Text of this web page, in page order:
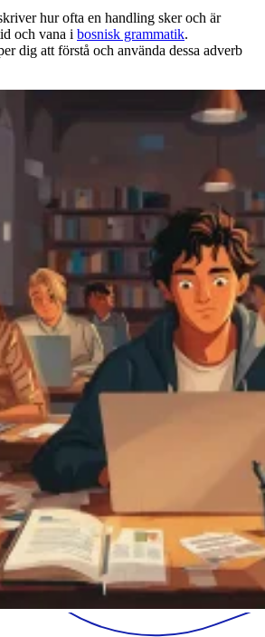
hur ofta en handling sker och är
och vana i bosnisk grammatik.
dig att förstå och använda dessa adverb